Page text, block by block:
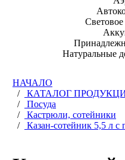
Натуральные
НАЧАЛО
/
КАТАЛОГ
/
Посуда
/
Кастрюли, сотейники
/
Казан-сотейник 5,5 л